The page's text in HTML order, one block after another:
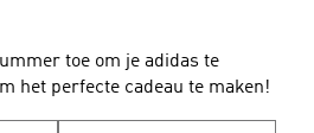
toe om je adidas te
het perfecte cadeau te maken!